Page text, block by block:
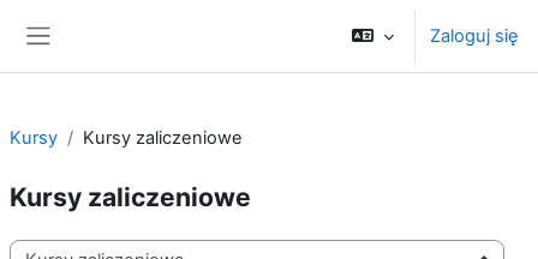
Zaloguj się
Kursy Kursy zaliczeniowe
Kursy zaliczeniowe